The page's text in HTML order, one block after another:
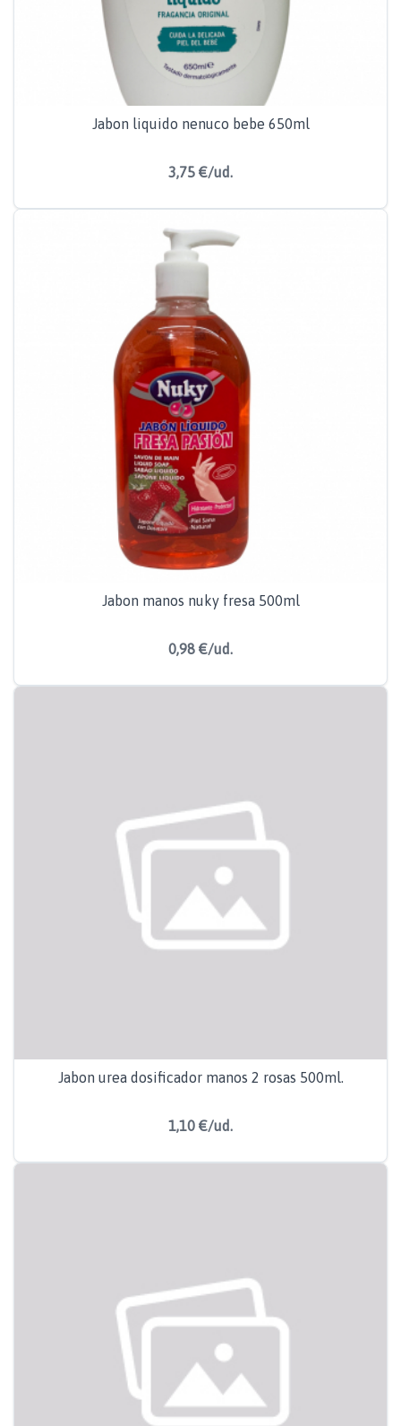
Jabon liquido nenuco bebe 650ml
3,75 €/ud.
Jabon manos nuky fresa 500ml
0,98 €/ud.
Jabon urea dosificador manos 2 rosas 500ml.
1,10 €/ud.